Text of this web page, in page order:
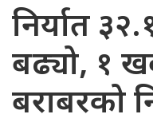
निर्यात
बढ्यो, १
बराबरको